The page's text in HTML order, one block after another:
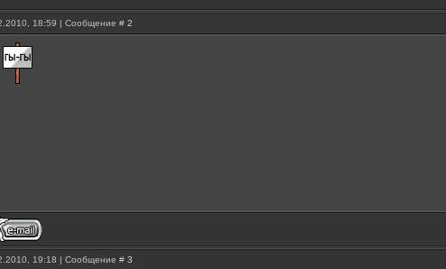
18:59 | Сообщение # 2
19:18 | Сообщение # 3